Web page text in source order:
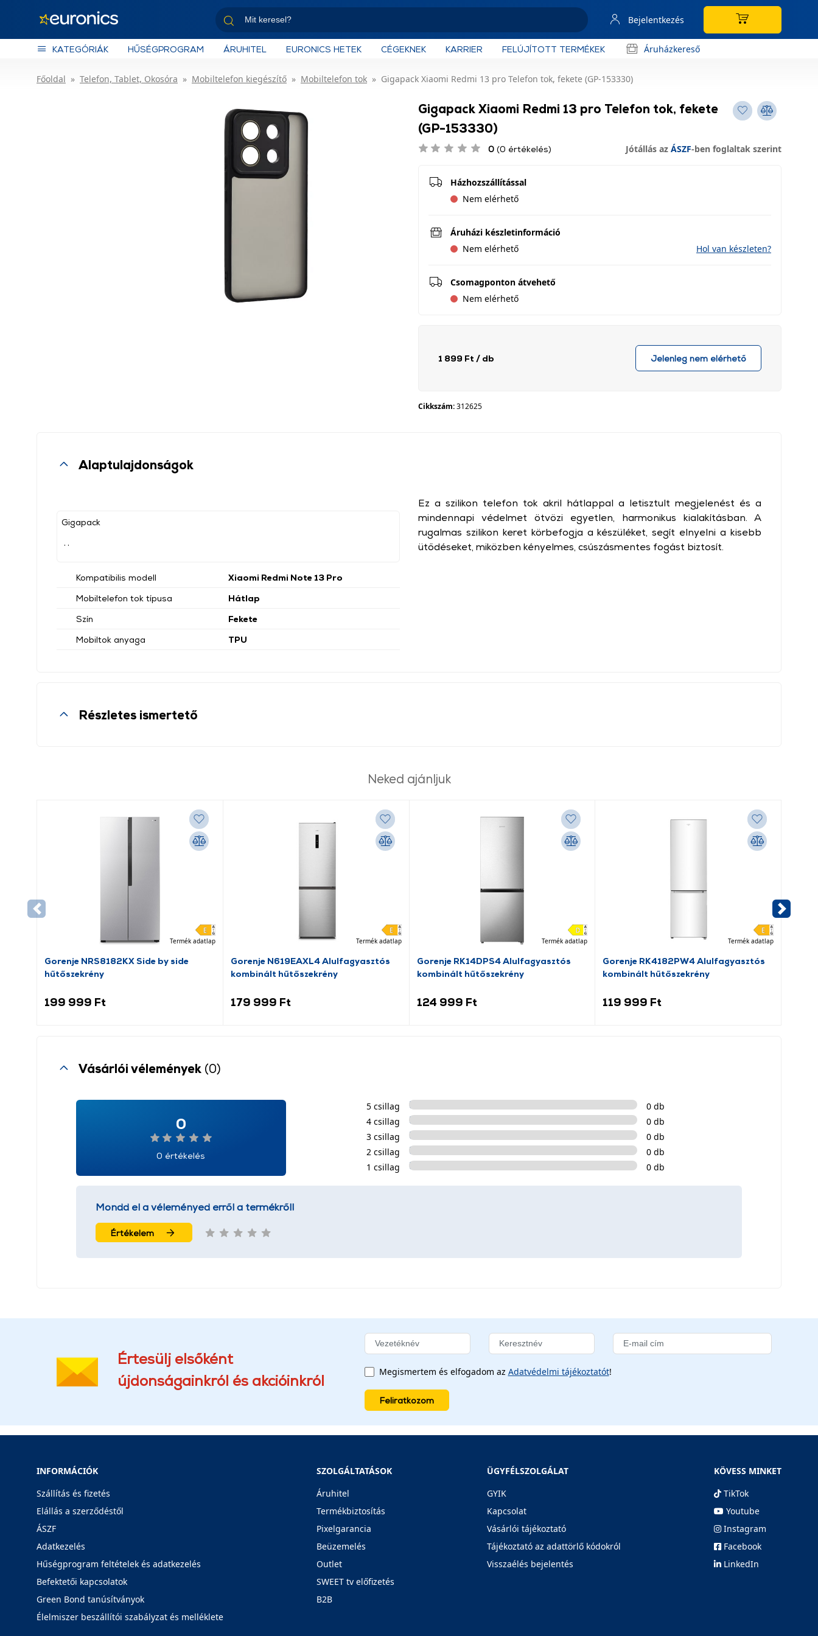
Bejelentkezés
KATEGÓRIÁK HŰSÉGPROGRAM ÁRUHITEL EURONICS HETEK CÉGEKNEK KARRIER FELÚJÍTOTT TERMÉKEK Áruházkereső
Főoldal Telefon, Tablet, Okosóra Mobiltelefon kiegészítő Mobiltelefon tok Gigapack Xiaomi Redmi 13 pro Telefon tok, fekete (GP-153330)
Gigapack Xiaomi Redmi 13 pro Telefon tok, fekete
(GP-153330)
0 (0 értékelés) Jótállás az ÁSZF-ben foglaltak szerint
Házhozszállítással
Nem elérhető
Áruházi készletinformáció
Nem elérhető
Hol van készleten?
Csomagponton átvehető
Nem elérhető
1 899 Ft / db Jelenleg nem elérhető
Cikkszám:312625
Alaptulajdonságok
Gigapack
Kompatibilis modell
Xiaomi Redmi Note 13 Pro
Mobiltelefon tok típusa
Hátlap
Szín
Fekete
Mobiltok anyaga
TPU
Ez a szilikon telefon tok akril hátlappal a letisztult megjelenést és a
mindennapi védelmet ötvözi egyetlen, harmonikus kialakításban. A
rugalmas szilikon keret körbefogja a készüléket, segít elnyelni a kisebb
ütődéseket, miközben kényelmes, csúszásmentes fogást biztosít.
Részletes ismertető
Neked ajánljuk
Termék adatlap
Gorenje NRS8182KX Side by side
hűtőszekrény
199 999 Ft
Termék adatlap
Gorenje N619EAXL4 Alulfagyasztós
kombinált hűtőszekrény
179 999 Ft
Termék adatlap
Gorenje RK14DPS4 Alulfagyasztós
kombinált hűtőszekrény
124 999 Ft
Termék adatlap
Gorenje RK4182PW4 Alulfagyasztós
kombinált hűtőszekrény
119 999 Ft
Vásárlói vélemények (0)
0
0 értékelés
5 csillag
0 db
4 csillag
0 db
3 csillag
0 db
2 csillag
0 db
1 csillag
0 db
Mondd el a véleményed erről a termékről!
Értékelem
Értesülj elsőként
újdonságainkról és akcióinkról
Megismertem és elfogadom az Adatvédelmi tájékoztatót!
Feliratkozom
INFORMÁCIÓK
Szállítás és fizetés
Elállás a szerződéstől
ÁSZF
Adatkezelés
Hűségprogram feltételek és adatkezelés
Befektetői kapcsolatok
Green Bond tanúsítványok
Élelmiszer beszállítói szabályzat és melléklete
SZOLGÁLTATÁSOK
Áruhitel
Termékbiztosítás
Pixelgarancia
Beüzemelés
Outlet
SWEET tv előfizetés
B2B
ÜGYFÉLSZOLGÁLAT
GYIK
Kapcsolat
Vásárlói tájékoztató
Tájékoztató az adattörlő kódokról
Visszaélés bejelentés
KÖVESS MINKET
TikTok
Youtube
Instagram
Facebook
LinkedIn